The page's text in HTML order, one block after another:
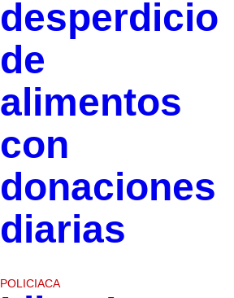
desperdicio
de
alimentos
con
donaciones
diarias
POLICIACA